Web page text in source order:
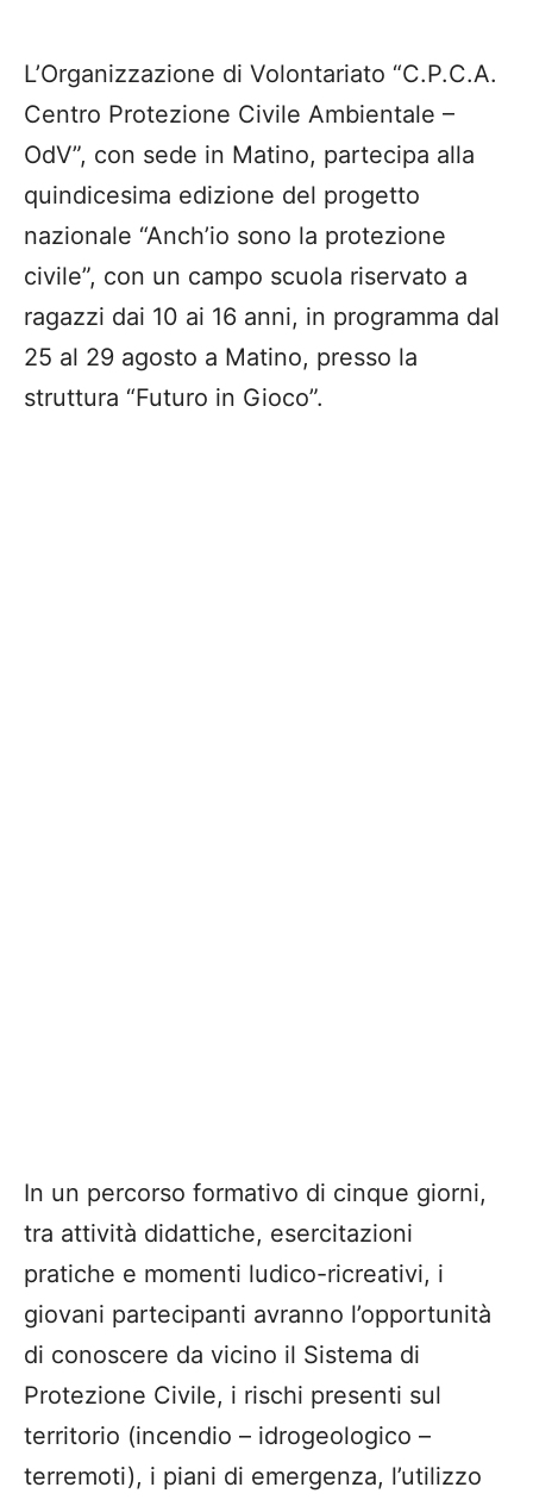
L’Organizzazione di Volontariato “C.P.C.A.
Centro Protezione Civile Ambientale –
OdV”, con sede in Matino, partecipa alla
quindicesima edizione del progetto
nazionale “Anch’io sono la protezione
civile”, con un campo scuola riservato a
ragazzi dai 10 ai 16 anni, in programma dal
25 al 29 agosto a Matino, presso la
struttura “Futuro in Gioco”.
In un percorso formativo di cinque giorni,
tra attività didattiche, esercitazioni
pratiche e momenti ludico-ricreativi, i
giovani partecipanti avranno l’opportunità
di conoscere da vicino il Sistema di
Protezione Civile, i rischi presenti sul
territorio (incendio – idrogeologico –
terremoti), i piani di emergenza, l’utilizzo